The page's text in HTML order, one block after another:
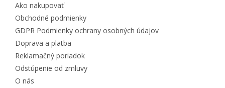
Ako nakupovať
Obchodné podmienky
GDPR Podmienky ochrany osobných údajov
Doprava a platba
Reklamačný poriadok
Odstúpenie od zmluvy
O nás